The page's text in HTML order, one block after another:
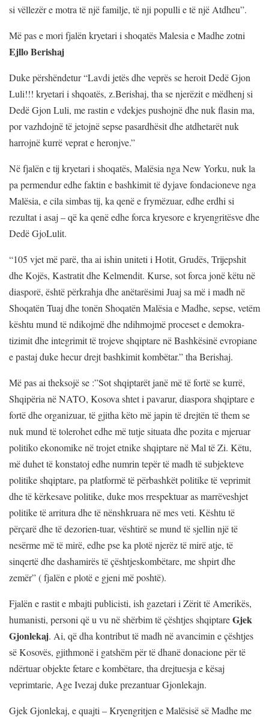
si vëllezër e motra të një familje, të nji populli e të një Atdheu”.
Më pas e mori fjalën kryetari i shoqatës Malesia e Madhe zotni
Ejllo Berishaj
Duke përshëndetur “Lavdi jetës dhe veprës se heroit Dedë Gjon
Luli!!! kryetari i shqoatës, z.Berishaj, tha se njerëzit e mëdhenj si
Dedë Gjon Luli, me rastin e vdekjes pushojnë dhe nuk flasin ma,
por vazhdojnë të jetojnë sepse pasardhësit dhe atdhetarët nuk
harrojnë kurrë veprat e heronjve.”
Në fjalën e tij kryetari i shoqatës, Malësia nga New Yorku, nuk la
pa permendur edhe faktin e bashkimit të dyjave fondacioneve nga
Malësia, e cila simbas tij, ka qenë e frymëzuar, edhe erdhi si
rezultat i asaj – që ka qenë edhe forca kryesore e kryengritësve dhe
Dedë GjoLulit.
“105 vjet më parë, tha ai ishin uniteti i Hotit, Grudës, Trijepshit
dhe Kojës, Kastratit dhe Kelmendit. Kurse, sot forca jonë këtu në
diasporë, është përkrahja dhe anëtarësimi Juaj sa më i madh në
Shoqatën Tuaj dhe tonën Shoqatën Malësia e Madhe, sepse, vetëm
kështu mund të ndikojmë dhe ndihmojmë proceset e demokra-
tizimit dhe integrimit të trojeve shqiptare në Bashkësinë evropiane
e pastaj duke hecur drejt bashkimit kombëtar.” tha Berishaj.
Më pas ai theksojë se :”Sot shqiptarët janë më të fortë se kurrë,
Shqipëria në NATO, Kosova shtet i pavarur, diaspora shqiptare e
fortë dhe organizuar, të gjitha këto më japin të drejtën të them se
nuk mund të tolerohet edhe më tutje situata dhe pozita e mjeruar
politiko ekonomike në trojet etnike shqiptare në Mal të Zi. Këtu,
më duhet të konstatoj edhe numrin tepër të madh të subjekteve
politike shqiptare, pa platformë të përbashkët politike të veprimit
dhe të kërkesave politike, duke mos rrespektuar as marrëveshjet
politike të arritura dhe të nënshkruara në mes veti. Kështu të
përçarë dhe të dezorien-tuar, vështirë se mund të sjellin një të
nesërme më të mirë, edhe pse ka plotë njerëz të mirë atje, të
sinqertë dhe dashamirës të çështjeskombëtare, me shpirt dhe
zemër” ( fjalën e plotë e gjeni më poshtë).
Fjalën e rastit e mbajti publicisti, ish gazetari i Zërit të Amerikës,
humanisti, personi që u vu në shërbim të çështjes shqiptareGjek
Gjonlekaj. Ai, që dha kontribut të madh në avancimin e çështjes
së Kosovës, gjithmonë i gatshëm për të dhanë donacione për të
ndërtuar objekte fetare e kombëtare, tha drejtuesja e kësaj
veprimtarie, Age Ivezaj duke prezantuar Gjonlekajn.
Gjek Gjonlekaj, e quajti – Kryengritjen e Malësisë së Madhe me